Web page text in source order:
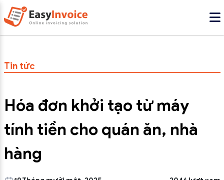
Tin tức
Hóa đơn khởi tạo từ máy
tính tiền cho quán ăn, nhà
hàng